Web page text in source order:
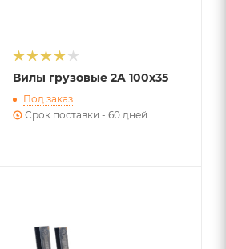
Вилы грузовые 2A 100х35
Под заказ
Срок поставки - 60 дней